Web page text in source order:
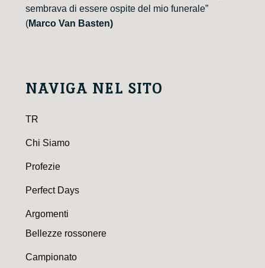
sembrava di essere ospite del mio funerale”
(Marco Van Basten)
NAVIGA NEL SITO
TR
Chi Siamo
Profezie
Perfect Days
Argomenti
Bellezze rossonere
Campionato